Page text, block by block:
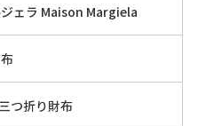
ェラ Maison Margiela
つ折り財布